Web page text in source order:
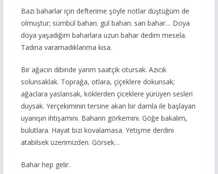
Bazı baharlar için defterime şöyle notlar düştüğüm de
olmuştur; sümbül baharı. gül baharı. sarı bahar… Doya
doya yaşadığım baharlara uzun bahar dedim mesela.
Tadına varamadıklarıma kısa.
Bir ağacın dibinde yarım saatçik otursak. Azıcık
solunsaklak. Toprağa, otlara, çiçeklere dokunsak;
ağaclara yaslansak, köklerden çiceklere yürüyen sesleri
duysak. Yerçekiminin tersine akan bir damla ile başlayan
uyanışın ihtişamını. Baharın görkeminı. Göğe bakalım,
bulutlara. Hayat bizi kovalamasa. Yetişme derdini
atabilsek üzerimizden. Görsek…
Bahar hep gelir.